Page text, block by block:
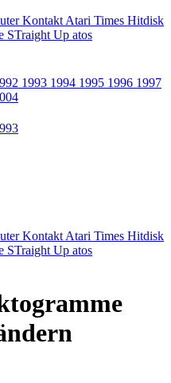
Kontakt Atari Times Hitdisk
STraight Up atos
1993 1994 1995 1996 1997
Kontakt Atari Times Hitdisk
STraight Up atos